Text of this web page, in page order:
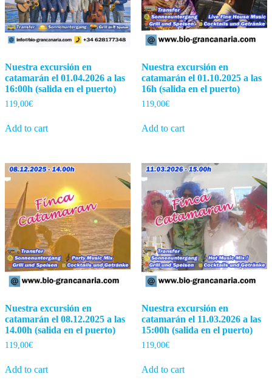
product
page
product
page
Nuestra excursión en
catamarán el 01.04.2026 a las
16:00h (salida en el puerto)
119,00€
Add to cart
Nuestra excursión en
catamarán el 01.10.2025 a las
16h (salida en el puerto)
119,00€
Add to cart
Nuestra excursión en
catamarán el 08.12.2025 a las
14.00h (salida en el puerto)
119,00€
Add to cart
Nuestra excursión en
catamarán el 11.03.2026 a las
15:00h (salida en el puerto)
119,00€
Add to cart